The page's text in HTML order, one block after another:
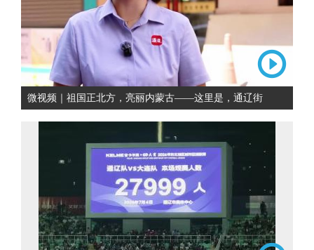
微视频｜祖国正北方，亮丽内蒙古——这里是，通辽街